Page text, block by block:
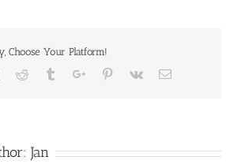
Choose Your Platform!
LinkedinReddit TumblrGoogle+Pinterest
Vk Email
Jan